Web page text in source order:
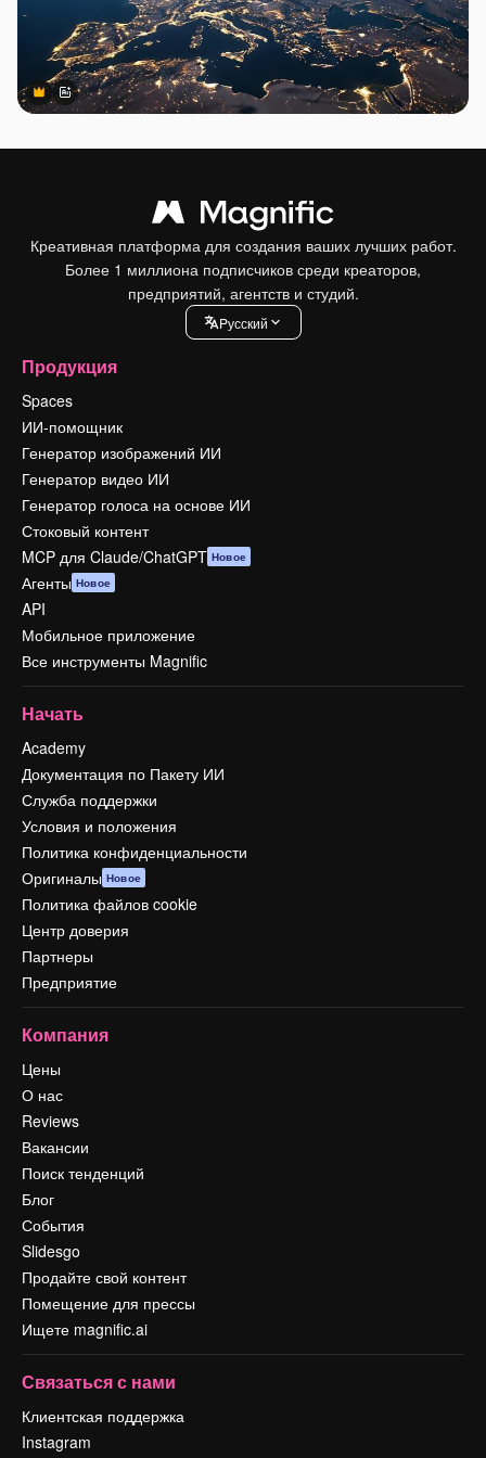
Premium
Premium
Сгенерировано с помощью ИИ
Креативная платформа для создания ваших лучших работ.
Более 1 миллиона подписчиков среди креаторов,
предприятий, агентств и студий.
Pусский
Продукция
Spaces
ИИ-помощник
Генератор изображений ИИ
Генератор видео ИИ
Генератор голоса на основе ИИ
Стоковый контент
MCP для Claude/ChatGPT Новое
Агенты Новое
API
Мобильное приложение
Все инструменты Magnific
Начать
Academy
Документация по Пакету ИИ
Служба поддержки
Условия и положения
Политика конфиденциальности
Оригиналы Новое
Политика файлов cookie
Центр доверия
Партнеры
Предприятие
Компания
Цены
О нас
Reviews
Вакансии
Поиск тенденций
Блог
События
Slidesgo
Продайте свой контент
Помещение для прессы
Ищете magnific.ai
Связаться с нами
Клиентская поддержка
Instagram